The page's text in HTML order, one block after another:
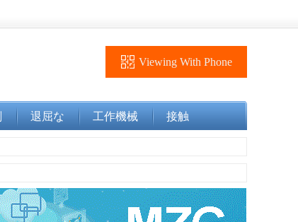
Viewing With Phone
退屈な 工作機械 接触